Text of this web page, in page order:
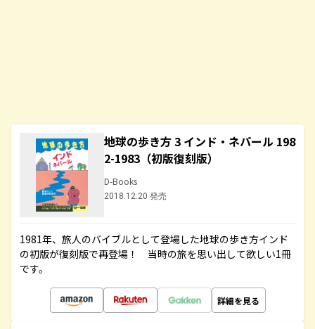
地球の歩き方 3 インド・ネパール 198
2-1983（初版復刻版）
D-Books
2018.12.20 発売
1981年、旅人のバイブルとして登場した地球の歩き方インド
の初版が復刻版で再登場！ 当時の旅を思い出して欲しい1冊
です。
詳細を見る